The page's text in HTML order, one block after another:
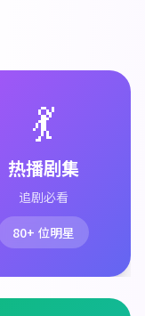
💃
热播剧集
追剧必看
80+ 位明星